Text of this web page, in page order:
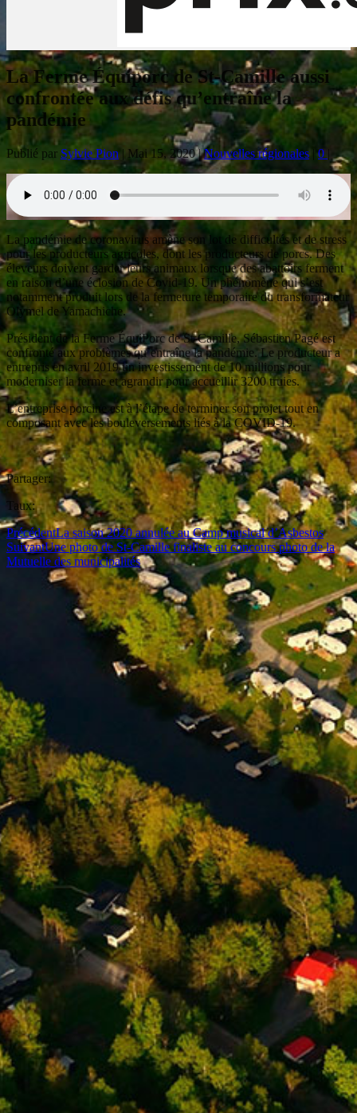
La Ferme Équiporc de St-Camille aussi
confrontée aux défis qu’entraîne la
pandémie
Publié par Sylvie Pion | Mai 15, 2020|Nouvelles régionales |0
La pandémie de coronavirus amène son lot de difficultés et de stress
pour les producteurs agricoles, dont les producteurs de porcs. Des
éleveurs doivent garder leurs animaux lorsque des abattoirs ferment
en raison d’une éclosion de Covid-19. Un phénomène qui s’est
notamment produit lors de la fermeture temporaire du transformateur
Olymel de Yamachiche.
Président de la Ferme ÉquiPorc de St-Camille, Sébastien Pagé est
confronté aux problèmes qu’entraîne la pandémie. Le producteur a
entrepris en avril 2019 un investissement de 10 millions pour
moderniser la ferme et agrandir pour accueillir 3200 truies.
L’entreprise porcine est à l’étape de terminer son projet tout en
composant avec les bouleversements liés à la COVID-19.
Partager:
Taux:
PrécédentLa saison 2020 annulée au Camp musical d’Asbestos
SuivantUne photo de St-Camille finaliste au concours photo de la
Mutuelle des municipalités